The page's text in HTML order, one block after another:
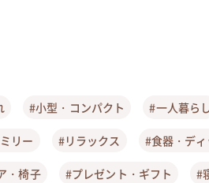
#小型・コンパクト #一人暮ら
リー #リラックス #食器・デ
・椅子 #プレゼント・ギフト #